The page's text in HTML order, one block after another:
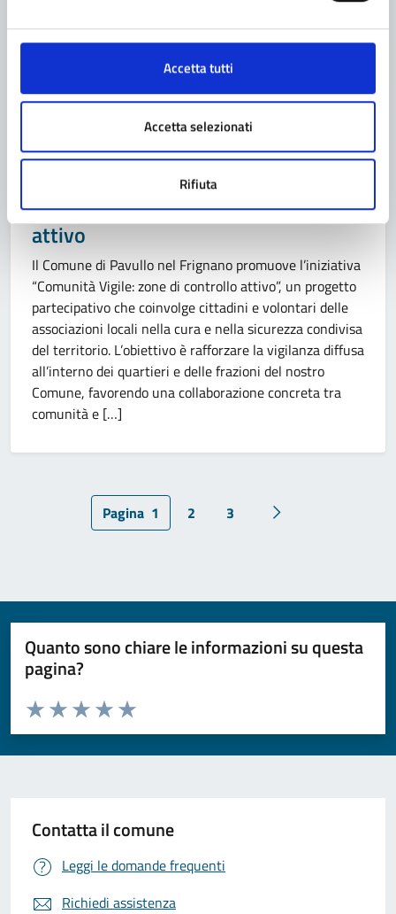
Accetta tutti
Accetta selezionati
Rifiuta
altri (associazione di secondo livello che raccoglie
Frignano) per sostenere le attività di volontariato […]
COMUNITÀ VIGILE: zone di controllo
attivo
Il Comune di Pavullo nel Frignano promuove l’iniziativa
“Comunità Vigile: zone di controllo attivo”, un progetto
partecipativo che coinvolge cittadini e volontari delle
associazioni locali nella cura e nella sicurezza condivisa
del territorio. L’obiettivo è rafforzare la vigilanza diffusa
all’interno dei quartieri e delle frazioni del nostro
Comune, favorendo una collaborazione concreta tra
comunità e […]
Pagina 1 2 3 Pagina successiva
Quanto sono chiare le informazioni su questa
pagina?
Valuta da 1 a 5 stelle la pagina
Valuta 5 stelle su 5
Valuta 4 stelle su 5
Valuta 3 stelle su 5
Valuta 2 stelle su 5
Valuta 1 stelle su 5
Contatta il comune
Leggi le domande frequenti
Richiedi assistenza